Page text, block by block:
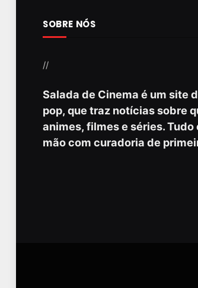
SOBRE NÓS
//
Salada de Cinema é um site
pop, que traz notícias sobre
animes, filmes e séries. Tudo
mão com curadoria de